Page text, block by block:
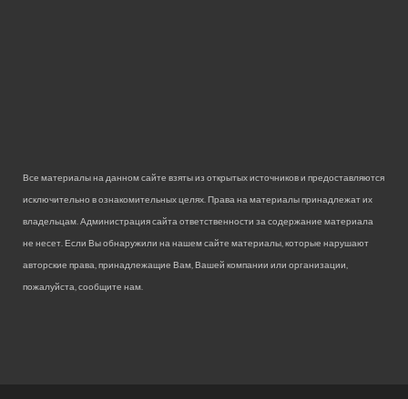
Все материалы на данном сайте взяты из открытых источников и предоставляются
исключительно в ознакомительных целях. Права на материалы принадлежат их
владельцам. Администрация сайта ответственности за содержание материала
не несет. Если Вы обнаружили на нашем сайте материалы, которые нарушают
авторские права, принадлежащие Вам, Вашей компании или организации,
пожалуйста, сообщите нам.